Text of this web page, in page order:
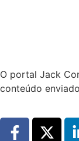
O portal Jack
conteúdo